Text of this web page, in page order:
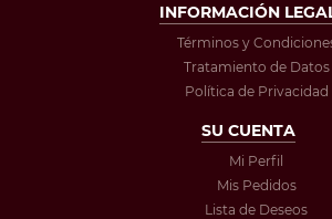
INFORMACIÓN
Términos y
Tratamiento de Datos
Política de Privacidad
SU CUENTA
Mi Perfil
Mis Pedidos
Lista de Deseos